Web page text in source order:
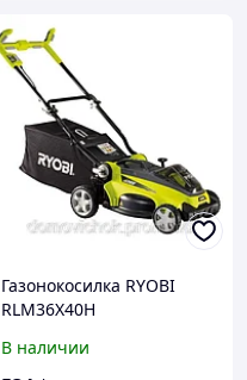
Газонокосилка RYOBI
RLM36X40H
В наличии